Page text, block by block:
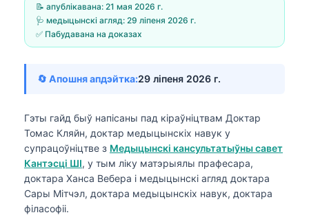
📝 апублікавана: 21 мая 2026 г.
🩺 медыцынскі агляд: 29 ліпеня 2026 г.
✅ Пабудавана на доказах
🔄 Апошня апдэйтка:29 ліпеня 2026 г.
Гэты гайд быў напісаны пад кіраўніцтвам Доктар
Томас Кляйн, доктар медыцынскіх навук у
супрацоўніцтве з Медыцынскі кансультатыўны савет
Кантэсці ШІ, у тым ліку матэрыялы прафесара,
доктара Ханса Вебера і медыцынскі агляд доктара
Сары Мітчэл, доктара медыцынскіх навук, доктара
філасофіі.